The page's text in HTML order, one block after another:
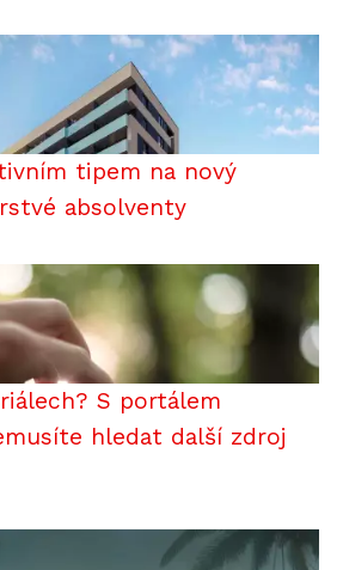
tipem na nový
absolventy
S portálem
hledat další zdroj